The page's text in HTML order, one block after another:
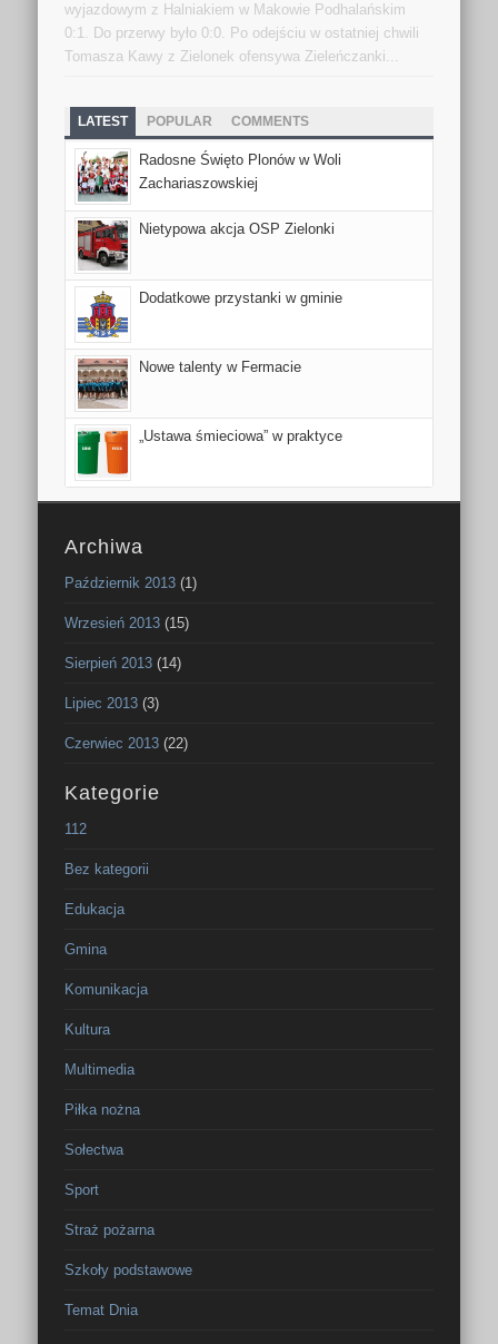
wyjazdowym z Halniakiem w Makowie Podhalańskim
0:1. Do przerwy było 0:0. Po odejściu w ostatniej chwili
Tomasza Kawy z Zielonek ofensywa Zieleńczanki...
LATEST POPULAR COMMENTS
Radosne Święto Plonów w Woli
Zachariaszowskiej
Nietypowa akcja OSP Zielonki
Dodatkowe przystanki w gminie
Nowe talenty w Fermacie
„Ustawa śmieciowa” w praktyce
Archiwa
Październik 2013 (1)
Wrzesień 2013 (15)
Sierpień 2013 (14)
Lipiec 2013 (3)
Czerwiec 2013 (22)
Kategorie
112
Bez kategorii
Edukacja
Gmina
Komunikacja
Kultura
Multimedia
Piłka nożna
Sołectwa
Sport
Straż pożarna
Szkoły podstawowe
Temat Dnia